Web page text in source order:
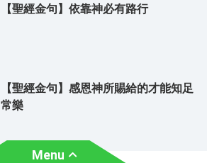
【聖經金句】依靠神必有路行
【聖經金句】感恩神所賜給的才能知足
常樂
Menu